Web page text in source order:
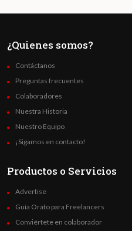
¿Quienes somos?
Contáctanos
Preguntas frecuentes
Colaboradores
Nuestra Historia
Nuestro Equipo
¡Sigamos en contacto!
Productos o Servicios
Advertise
Guía Orato para Freelancers
Conviértete en colaborador